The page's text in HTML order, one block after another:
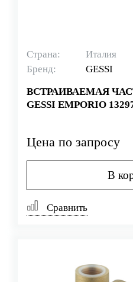
Страна:
Италия
Бренд:
GESSI
ВСТРАИВАЕМАЯ
GESSI EMPORIO
Цена по запросу
В
Сравнить